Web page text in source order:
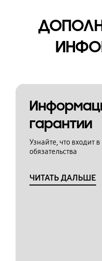
гарантии
Узнайте, что входит
обязательства
ЧИТАТЬ ДАЛЬШЕ